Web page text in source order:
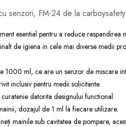
senzori, FM-24 de la
esential pentru a reduce
de igiena in cele mai diverse medii
1000 ml, ce are un senzor de miscare
inclusiv pentru medii solicitante.
datorita designului functional.
dozajul de 1 ml la fiecare utilizare.
mainile sub cavitatea de pompare,